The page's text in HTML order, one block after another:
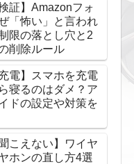
証】Amazonフォ
「怖い」と言われ
限の落とし穴と2
削除ルール
電】スマホを充電
寝るのはダメ？ア
ドの設定や対策を
こえない】ワイヤ
ホンの直し方4選